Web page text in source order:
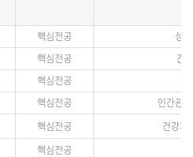
핵심전공
성
핵심전공
간
핵심전공
핵심전공
인간관
핵심전공
건강과
핵심전공